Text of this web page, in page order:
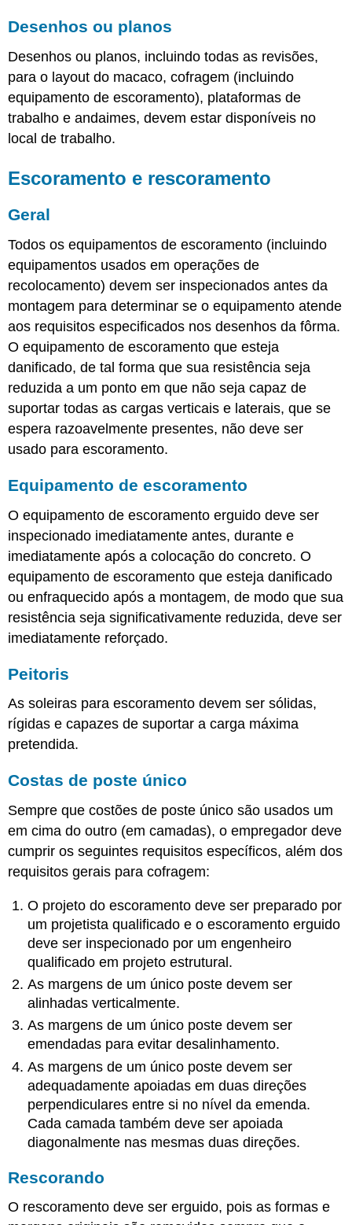
Desenhos ou planos
Desenhos ou planos, incluindo todas as revisões,
para o layout do macaco, cofragem (incluindo
equipamento de escoramento), plataformas de
trabalho e andaimes, devem estar disponíveis no
local de trabalho.
Escoramento e rescoramento
Geral
Todos os equipamentos de escoramento (incluindo
equipamentos usados em operações de
recolocamento) devem ser inspecionados antes da
montagem para determinar se o equipamento atende
aos requisitos especificados nos desenhos da fôrma.
O equipamento de escoramento que esteja
danificado, de tal forma que sua resistência seja
reduzida a um ponto em que não seja capaz de
suportar todas as cargas verticais e laterais, que se
espera razoavelmente presentes, não deve ser
usado para escoramento.
Equipamento de escoramento
O equipamento de escoramento erguido deve ser
inspecionado imediatamente antes, durante e
imediatamente após a colocação do concreto. O
equipamento de escoramento que esteja danificado
ou enfraquecido após a montagem, de modo que sua
resistência seja significativamente reduzida, deve ser
imediatamente reforçado.
Peitoris
As soleiras para escoramento devem ser sólidas,
rígidas e capazes de suportar a carga máxima
pretendida.
Costas de poste único
Sempre que costões de poste único são usados um
em cima do outro (em camadas), o empregador deve
cumprir os seguintes requisitos específicos, além dos
requisitos gerais para cofragem:
O projeto do escoramento deve ser preparado por
um projetista qualificado e o escoramento erguido
deve ser inspecionado por um engenheiro
qualificado em projeto estrutural.
As margens de um único poste devem ser
alinhadas verticalmente.
As margens de um único poste devem ser
emendadas para evitar desalinhamento.
As margens de um único poste devem ser
adequadamente apoiadas em duas direções
perpendiculares entre si no nível da emenda.
Cada camada também deve ser apoiada
diagonalmente nas mesmas duas direções.
Rescorando
O rescoramento deve ser erguido, pois as formas e